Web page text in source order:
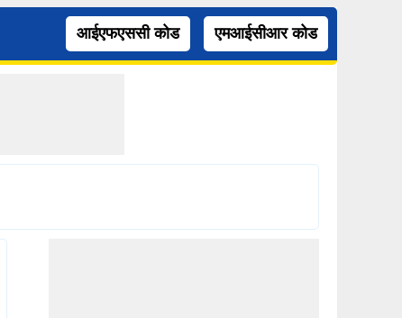
आईएफएससी कोड एमआईसीआर कोड